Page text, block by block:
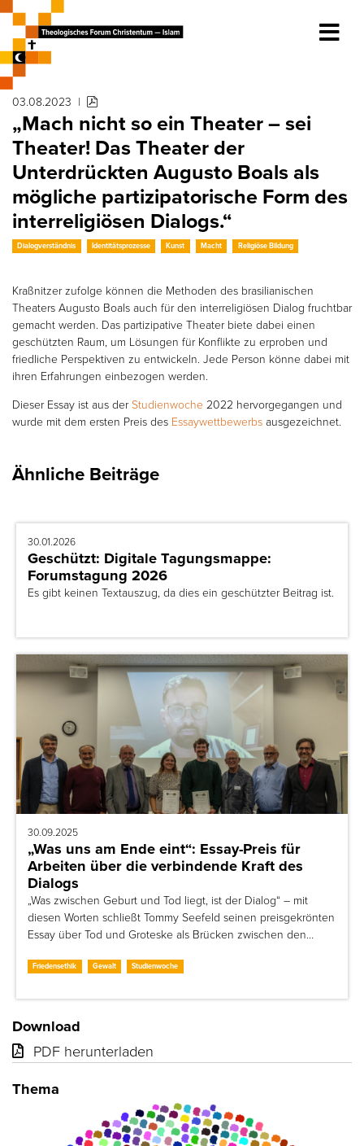
03.08.2023 |
„Mach nicht so ein Theater – sei
Theater! Das Theater der
Unterdrückten Augusto Boals als
mögliche partizipatorische Form des
interreligiösen Dialogs.“
Dialogverständnis Identitätsprozesse Kunst Macht Religiöse Bildung
Kraßnitzer zufolge können die Methoden des brasilianischen
Theaters Augusto Boals auch für den interreligiösen Dialog fruchtbar
gemacht werden. Das partizipative Theater biete dabei einen
geschützten Raum, um Lösungen für Konflikte zu erproben und
friedliche Perspektiven zu entwickeln. Jede Person könne dabei mit
ihren Erfahrungen einbezogen werden.
Dieser Essay ist aus derStudienwoche 2022 hervorgegangen und
wurde mit dem ersten Preis des Essaywettbewerbs ausgezeichnet.
Ähnliche Beiträge
30.01.2026
Geschützt: Digitale Tagungsmappe:
Forumstagung 2026
Es gibt keinen Textauszug, da dies ein geschützter Beitrag ist.
30.09.2025
„Was uns am Ende eint“: Essay-Preis für
Arbeiten über die verbindende Kraft des
Dialogs
„Was zwischen Geburt und Tod liegt, ist der Dialog“ – mit
diesen Worten schließt Tommy Seefeld seinen preisgekrönten
Essay über Tod und Groteske als Brücken zwischen den…
Friedensethik Gewalt Studienwoche
Download
PDF herunterladen
Thema